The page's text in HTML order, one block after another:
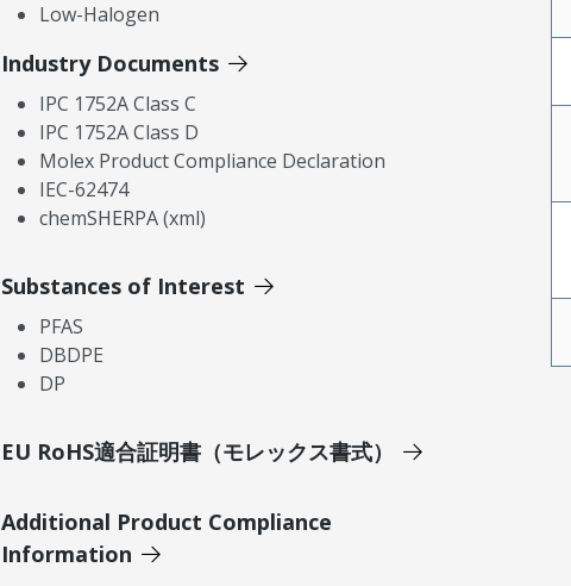
Low-Halogen
Industry Documents
IPC 1752A Class C
IPC 1752A Class D
Molex Product Compliance Declaration
IEC-62474
chemSHERPA (xml)
Substances of Interest
PFAS
DBDPE
DP
EU RoHS適合証明書（モレックス書式）
Additional Product Compliance
Information